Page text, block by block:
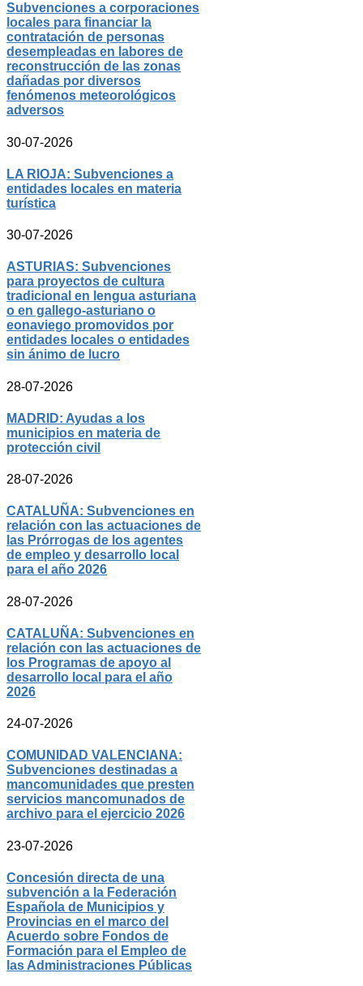
Subvenciones a corporaciones
locales para financiar la
contratación de personas
desempleadas en labores de
reconstrucción de las zonas
dañadas por diversos
fenómenos meteorológicos
adversos
30-07-2026
LA RIOJA: Subvenciones a
entidades locales en materia
turística
30-07-2026
ASTURIAS: Subvenciones
para proyectos de cultura
tradicional en lengua asturiana
o en gallego-asturiano o
eonaviego promovidos por
entidades locales o entidades
sin ánimo de lucro
28-07-2026
MADRID: Ayudas a los
municipios en materia de
protección civil
28-07-2026
CATALUÑA: Subvenciones en
relación con las actuaciones de
las Prórrogas de los agentes
de empleo y desarrollo local
para el año 2026
28-07-2026
CATALUÑA: Subvenciones en
relación con las actuaciones de
los Programas de apoyo al
desarrollo local para el año
2026
24-07-2026
COMUNIDAD VALENCIANA:
Subvenciones destinadas a
mancomunidades que presten
servicios mancomunados de
archivo para el ejercicio 2026
23-07-2026
Concesión directa de una
subvención a la Federación
Española de Municipios y
Provincias en el marco del
Acuerdo sobre Fondos de
Formación para el Empleo de
las Administraciones Públicas